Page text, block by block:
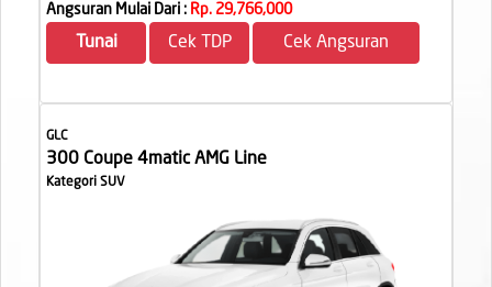
Angsuran Mulai Dari : Rp. 29,766,000
Tunai Cek TDP Cek Angsuran
GLC
300 Coupe 4matic AMG Line
Kategori SUV